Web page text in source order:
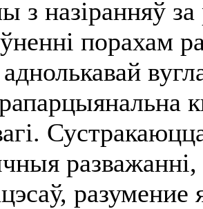
з назіранняў
порахам
разумение